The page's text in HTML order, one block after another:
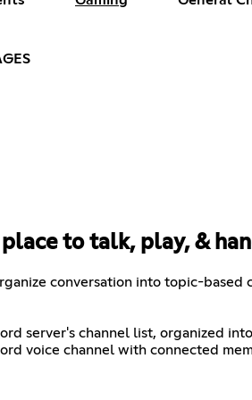
place to talk, play, &
conversation into topic-